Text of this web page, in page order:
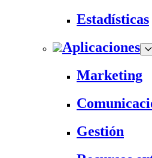
Estadísticas
Aplicaciones
Marketing
Gestión